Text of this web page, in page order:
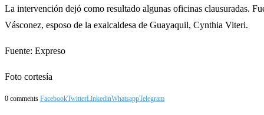
La intervención dejó como resultado algunas oficinas clausuradas.
Vásconez, esposo de la exalcaldesa de Guayaquil, Cynthia Viteri.
Fuente: Expreso
Foto cortesía
0 comments FacebookTwitterLinkedinWhatsappTelegram